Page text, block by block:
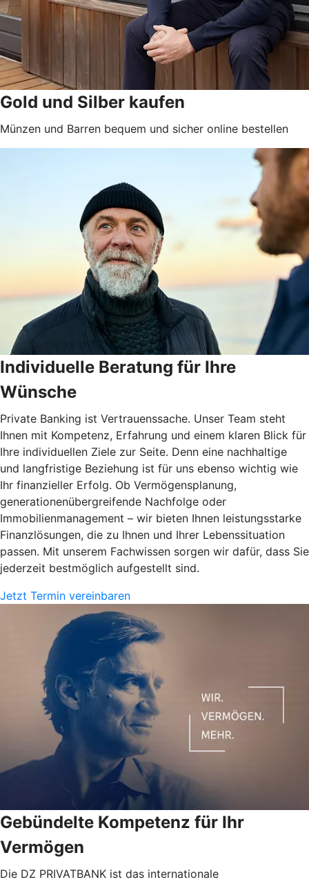
Gold und Silber kaufen
Münzen und Barren bequem und sicher online bestellen
Individuelle Beratung für Ihre
Wünsche
Private Banking ist Vertrauenssache. Unser Team steht
Ihnen mit Kompetenz, Erfahrung und einem klaren Blick für
Ihre individuellen Ziele zur Seite. Denn eine nachhaltige
und langfristige Beziehung ist für uns ebenso wichtig wie
Ihr finanzieller Erfolg. Ob Vermögensplanung,
generationenübergreifende Nachfolge oder
Immobilienmanagement – wir bieten Ihnen leistungsstarke
Finanzlösungen, die zu Ihnen und Ihrer Lebenssituation
passen. Mit unserem Fachwissen sorgen wir dafür, dass Sie
jederzeit bestmöglich aufgestellt sind.
Jetzt Termin vereinbaren
Gebündelte Kompetenz für Ihr
Vermögen
Die DZ PRIVATBANK ist das internationale